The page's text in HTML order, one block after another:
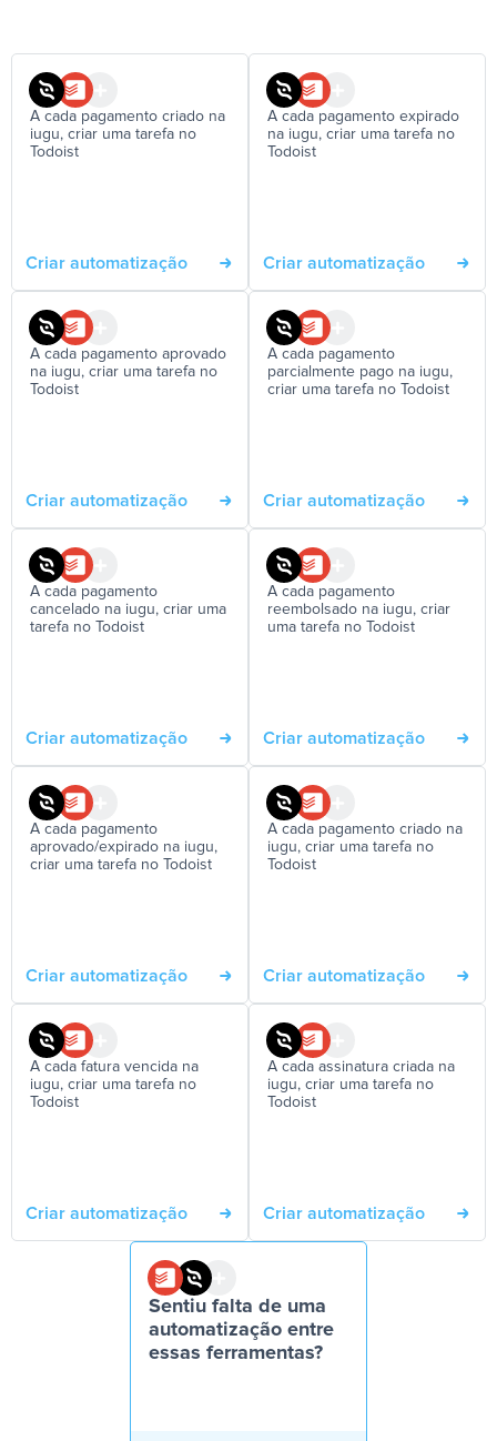
A cada pagamento criado na
iugu, criar uma tarefa no
Todoist
Criar automatização
A cada pagamento expirado
na iugu, criar uma tarefa no
Todoist
Criar automatização
A cada pagamento aprovado
na iugu, criar uma tarefa no
Todoist
Criar automatização
A cada pagamento
parcialmente pago na iugu,
criar uma tarefa no Todoist
Criar automatização
A cada pagamento
cancelado na iugu, criar uma
tarefa no Todoist
Criar automatização
A cada pagamento
reembolsado na iugu, criar
uma tarefa no Todoist
Criar automatização
A cada pagamento
aprovado/expirado na iugu,
criar uma tarefa no Todoist
Criar automatização
A cada pagamento criado na
iugu, criar uma tarefa no
Todoist
Criar automatização
A cada fatura vencida na
iugu, criar uma tarefa no
Todoist
Criar automatização
A cada assinatura criada na
iugu, criar uma tarefa no
Todoist
Criar automatização
Sentiu falta de uma
automatização entre
essas ferramentas?